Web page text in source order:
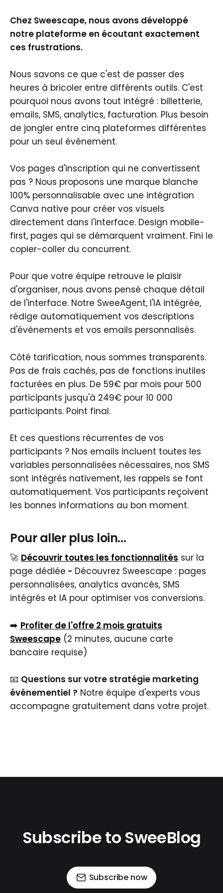
Chez Sweescape, nous avons développé
notre plateforme en écoutant exactement
ces frustrations.
Nous savons ce que c'est de passer des
heures à bricoler entre différents outils. C'est
pourquoi nous avons tout intégré : billetterie,
emails, SMS, analytics, facturation. Plus besoin
de jongler entre cinq plateformes différentes
pour un seul événement.
Vos pages d'inscription qui ne convertissent
pas ? Nous proposons une marque blanche
100% personnalisable avec une intégration
Canva native pour créer vos visuels
directement dans l'interface. Design mobile-
first, pages qui se démarquent vraiment. Fini le
copier-coller du concurrent.
Pour que votre équipe retrouve le plaisir
d'organiser, nous avons pensé chaque détail
de l'interface. Notre SweeAgent, l'IA intégrée,
rédige automatiquement vos descriptions
d'événements et vos emails personnalisés.
Côté tarification, nous sommes transparents.
Pas de frais cachés, pas de fonctions inutiles
facturées en plus. De 59€ par mois pour 500
participants jusqu'à 249€ pour 10 000
participants. Point final.
Et ces questions récurrentes de vos
participants ? Nos emails incluent toutes les
variables personnalisées nécessaires, nos SMS
sont intégrés nativement, les rappels se font
automatiquement. Vos participants reçoivent
les bonnes informations au bon moment.
Pour aller plus loin...
🚀 Découvrir toutes les fonctionnalités sur la
page dédiée - Découvrez Sweescape : pages
personnalisées, analytics avancés, SMS
intégrés et IA pour optimiser vos conversions.
➡️ Profiter de l'offre 2 mois gratuits
Sweescape (2 minutes, aucune carte
bancaire requise)
📧 Questions sur votre stratégie marketing
événementiel ? Notre équipe d'experts vous
accompagne gratuitement dans votre projet.
Subscribe to SweeBlog
Subscribe now